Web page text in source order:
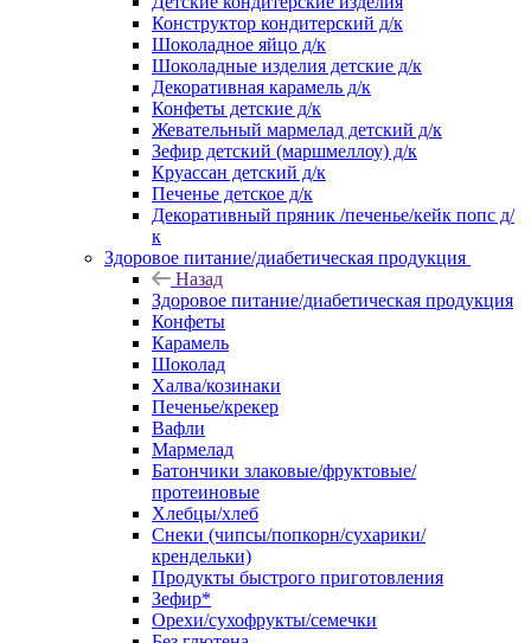
Конструктор кондитерский д/к
Шоколадное яйцо д/к
Шоколадные изделия детские д/к
Декоративная карамель д/к
Конфеты детские д/к
Жевательный мармелад детский д/к
Зефир детский (маршмеллоу) д/к
Круассан детский д/к
Печенье детское д/к
Декоративный пряник /печенье/кейк попс д/
к
Здоровое питание/диабетическая продукция
Назад
Здоровое питание/диабетическая продукция
Конфеты
Карамель
Шоколад
Халва/козинаки
Печенье/крекер
Вафли
Мармелад
Батончики злаковые/фруктовые/
протеиновые
Хлебцы/хлеб
Снеки (чипсы/попкорн/сухарики/
крендельки)
Продукты быстрого приготовления
Зефир*
Орехи/сухофрукты/семечки